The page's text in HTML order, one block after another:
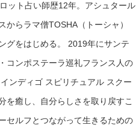
ット占い師歴12年。アシュタール
からラマ僧TOSHA（トーシャ）
グをはじめる。 2019年にサンテ
コンポステーラ巡礼フランス人の
ンディゴ スピリチュアル スクー
を癒し、自分らしさを取り戻すこ
セルフとつながって生きるための